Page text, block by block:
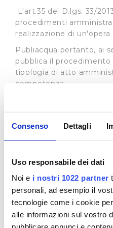
Consenso Dettagli
Uso responsabile dei dati
Noi e i nostri 1022 partner
personali, ad esempio il
tecnologie come i cookie
alle informazioni sul vostro
L'art.35 del D.lgs. 33/
procedimenti
realizzazione di
Publiacqua pertanto, ai
pubblica il procedimento
tipologia di atto
competenza.
In base all’art. 22 L.R.
Toscana può delegare,
poteri espropriativi al
integrato, nell'ambito
espropriativo. Si rimanda
Toscanaper tutte le
procedimenti in essere.
Procedimenti ad
In merito ai